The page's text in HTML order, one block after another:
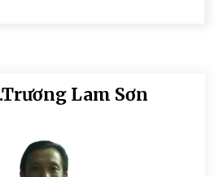
Lam Sơn